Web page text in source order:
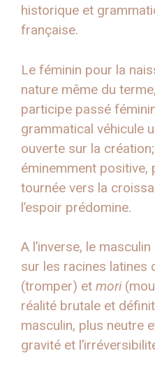
historique et
française.
Le féminin pour la
nature même du
participe passé
grammatical véhicule
ouverte sur la
éminemment positive,
tournée vers la
l’espoir prédomine.
A l’inverse, le
sur les racines latines
(tromper) et mori
réalité brutale et
masculin, plus neutre
gravité et